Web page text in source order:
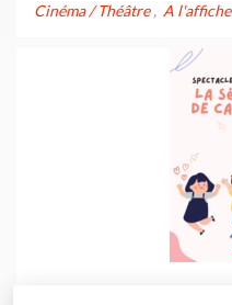
fraîcheur que Casting.fr
Cinéma / Théâtre A l'affiche